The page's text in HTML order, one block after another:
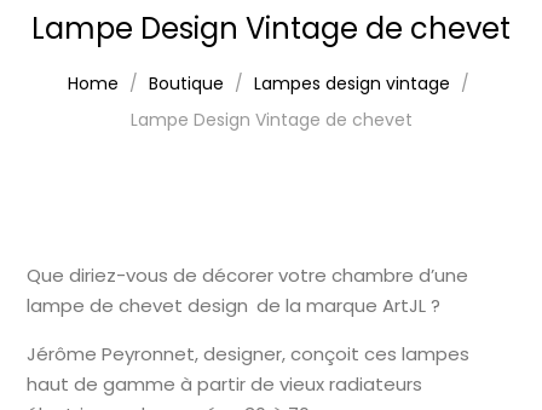
Lampe Design Vintage de chevet
Home Boutique
Lampes design vintage
Lampe Design Vintage de chevet
Que diriez-vous de décorer votre chambre d’une
lampe de chevet design de la marque ArtJL ?
Jérôme Peyronnet, designer, conçoit ces lampes
haut de gamme à partir de vieux radiateurs